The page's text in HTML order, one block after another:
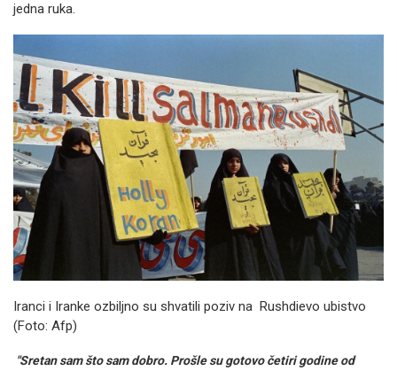
jedna ruka.
Iranci i Iranke ozbiljno su shvatili poziv na Rushdievo ubistvo
(Foto: Afp)
"Sretan sam što sam dobro. Prošle su gotovo četiri godine od